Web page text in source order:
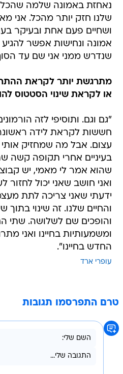
נאחזת באמונה שלמה שהכל
שלנו חזק יותר מהכל. אני
ושחיים פעם אחת ובעיקר
אמונה ונחישות אפשר
שנדרש ממני אני שם עד
מתרגשת יותר לקראת
או לקראת שינוי הסטטוס
"גם וגם. ותוסיפי לזה
חששות לקראת לידה
עצום. אבל מה שמחזיק אותי
בעיניים אחרי תקופה קשה
שהוא אמר לי מאמי, יש
ואני חושב שאני יכול לחזור
ידעתי שאני צריכה לתת
והחיים שלנו. זה שינוי בתוך
והופכים שם לשלושה. שתי
ומשמעותיות בחיינו ואני
החדש בחיינו".
עופרי ארד
טרם התפרסמו תגובות